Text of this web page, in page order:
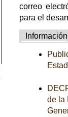
correo
para el
Información
de la